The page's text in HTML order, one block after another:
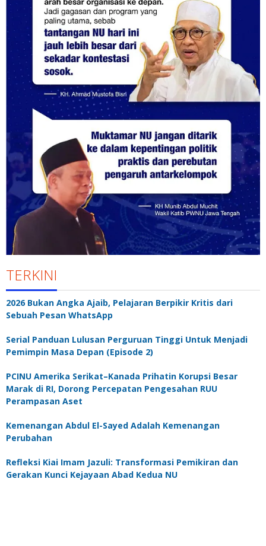
TERKINI
2026 Bukan Angka Ajaib, Pelajaran Berpikir Kritis dari
Sebuah Pesan WhatsApp
Serial Panduan Lulusan Perguruan Tinggi Untuk Menjadi
Pemimpin Masa Depan (Episode 2)
PCINU Amerika Serikat–Kanada Prihatin Korupsi Besar
Marak di RI, Dorong Percepatan Pengesahan RUU
Perampasan Aset
Kemenangan Abdul El-Sayed Adalah Kemenangan
Perubahan
Refleksi Kiai Imam Jazuli: Transformasi Pemikiran dan
Gerakan Kunci Kejayaan Abad Kedua NU